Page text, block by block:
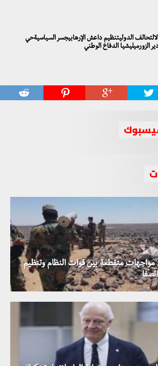
الدوليتنظيم داعش الإرهابيجسر السياسيةحي
الزورميليشيا الدفاع الوطني
متقطعة بين قوات النظام وتنظيم